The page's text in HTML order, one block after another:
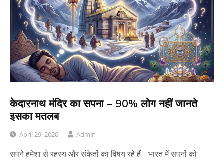
केदारनाथ मंदिर का सपना – 90% लोग नहीं जानते
इसका मतलब
April 29, 2026 Admin
सपने हमेशा से रहस्य और संकेतों का विषय रहे हैं। भारत में सपनों को